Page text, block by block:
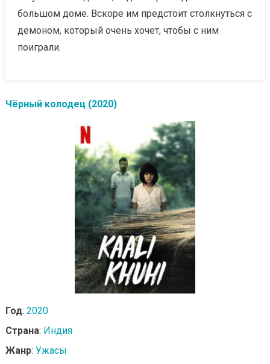
большом доме. Вскоре им предстоит столкнуться с
демоном, который очень хочет, чтобы с ним
поиграли.
Чёрный колодец (2020)
Год: 2020
Страна: Индия
Жанр: Ужасы